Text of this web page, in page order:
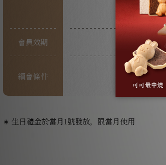
會員效期 永久會員
續會條件 無
∗ 生日禮金於當月1號發放，限當月使用